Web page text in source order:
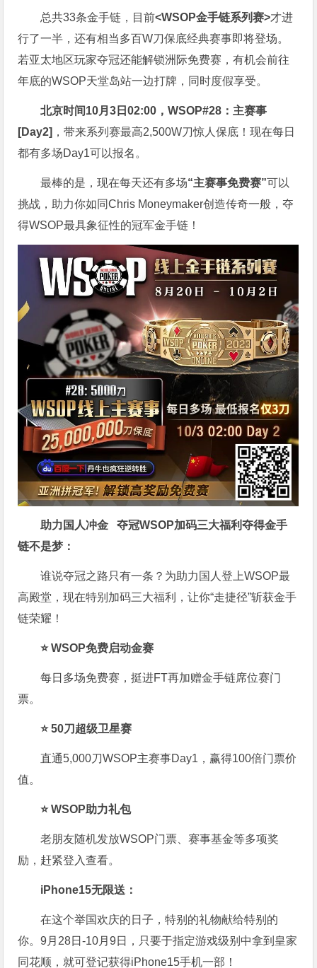
总共33条金手链，目前<WSOP金手链系列赛>才进
行了一半，还有相当多百W刀保底经典赛事即将登场。
若亚太地区玩家夺冠还能解锁洲际免费赛，有机会前往
年底的WSOP天堂岛站一边打牌，同时度假享受。
北京时间10月3日02:00，WSOP#28：主赛事
[Day2] ，带来系列赛最高2,500W刀惊人保底！现在每日
都有多场Day1可以报名。
最棒的是，现在每天还有多场“主赛事免费赛”可以
挑战，助力你如同Chris Moneymaker创造传奇一般，夺
得WSOP最具象征性的冠军金手链！
助力国人冲金 夺冠WSOP加码三大福利夺得金手
链不是梦 ：
谁说夺冠之路只有一条？为助力国人登上WSOP最
高殿堂，现在特别加码三大福利，让你“走捷径”斩获金手
链荣耀！
⭐ WSOP免费启动金赛
每日多场免费赛，挺进FT再加赠金手链席位赛门
票。
⭐ 50刀超级卫星赛
直通5,000刀WSOP主赛事Day1，赢得100倍门票价
值。
⭐ WSOP助力礼包
老朋友随机发放WSOP门票、赛事基金等多项奖
励，赶紧登入查看。
iPhone15无限送：
在这个举国欢庆的日子，特别的礼物献给特别的
你。9月28日-10月9日，只要于指定游戏级别中拿到皇家
同花顺，就可登记获得iPhone15手机一部！